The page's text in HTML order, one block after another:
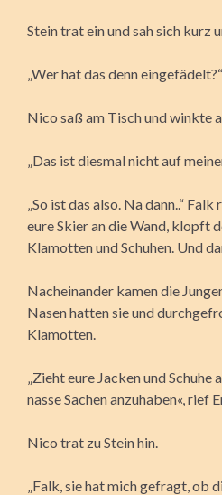
Stein trat ein und sah sich kurz
„Wer hat das denn eingefädelt?“
Nico saß am Tisch und winkte
„Das ist diesmal nicht auf
„So ist das also. Na dann..“
eure Skier an die Wand, klopft
Klamotten und Schuhen. Und
Nacheinander kamen die
Nasen hatten sie und
Klamotten.
„Zieht eure Jacken und Schuhe
nasse Sachen anzuhaben«, rief
Nico trat zu Stein hin.
„Falk, sie hat mich gefragt, ob